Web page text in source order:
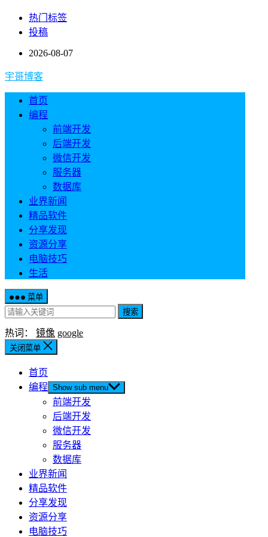
热门标签
投稿
2026-08-07
宇哥博客
首页
编程
前端开发
后端开发
微信开发
服务器
数据库
业界新闻
精品软件
分享发现
资源分享
电脑技巧
生活
菜单
搜索
热词： 镜像 google
关闭菜单
首页
编程 Show sub menu
前端开发
后端开发
微信开发
服务器
数据库
业界新闻
精品软件
分享发现
资源分享
电脑技巧